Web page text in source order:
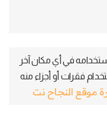
في أي مكان آخر
فقرات أو أجزاء منه
موقع النجاح نت